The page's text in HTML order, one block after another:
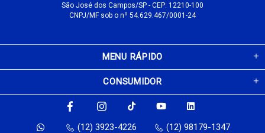
São José dos Campos/SP - CEP: 12210-100
CNPJ/MF sob o nº 54.629.467/0001-24
MENU RÁPIDO
CONSUMIDOR
(12) 3923-4226 (12) 98179-1347